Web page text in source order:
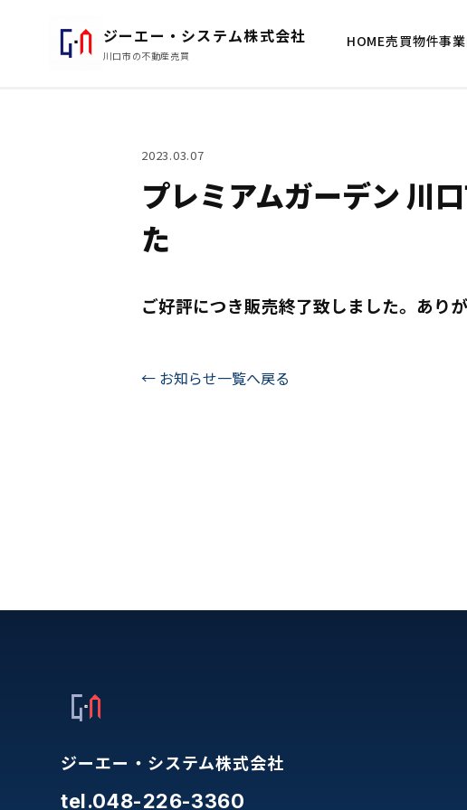
ジーエー・システム株式会社
川口市の不動産売買
HOME売買物件事
2023.03.07
プレミアムガーデン 川
た
ご好評につき販売終了致しました。あり
← お知らせ一覧へ戻る
ジーエー・システム株式会社
tel.048-226-3360